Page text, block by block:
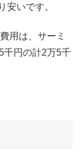
安いです。
用は、サーミ
千円の計2万5千